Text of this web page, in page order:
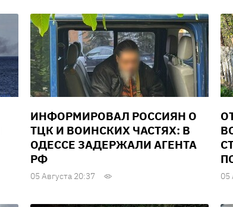
ИНФОРМИРОВАЛ РОССИЯН О
ТЦК И ВОИНСКИХ ЧАСТЯХ: В
ОДЕССЕ ЗАДЕРЖАЛИ АГЕНТА
РФ
05 Августа 20:37 05